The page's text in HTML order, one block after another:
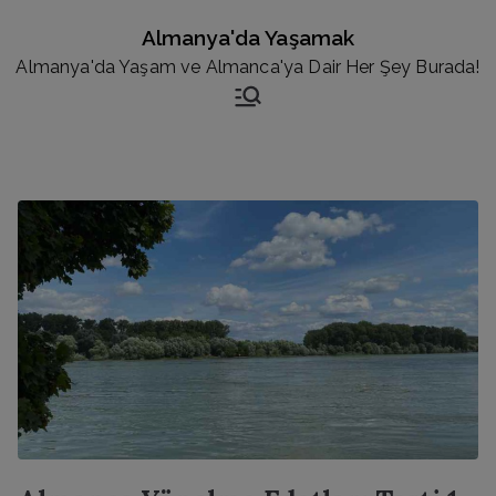
Almanya'da Yaşamak
Almanya'da Yaşam ve Almanca'ya Dair Her Şey Burada!